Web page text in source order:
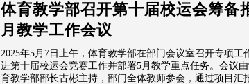
体育教学部召开第十届校运会筹备
月教学工作会议
2025年5月7日上午，体育教学部在部门会议室召开专项工
进第十届校运会竞赛工作并部署5月教学重点任务。会议
育教学部部长古彬主持，部门全体教师参会，通过项目汇